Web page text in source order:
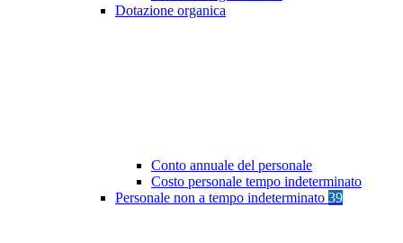
Dotazione organica
Conto annuale del personale
Costo personale tempo indeterminato
Personale non a tempo indeterminato 39